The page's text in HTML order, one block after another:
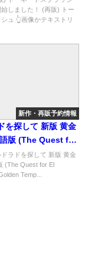
始しました！ (再販) トー
ュ 👆画像かテキストリ
新作・再販予約情報
を探して 新版 黄金
版 (The Quest for
The Golden
概略と予約購入可
ラドを探して 新版 黄金
(The Quest for El
Temp...